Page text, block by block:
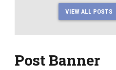
VIEW ALL POSTS
Post Banner